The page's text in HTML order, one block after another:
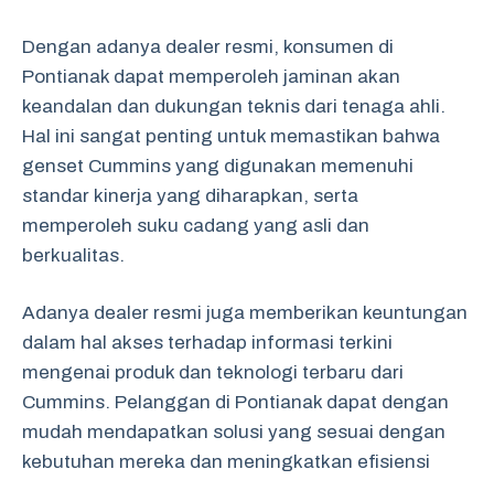
Dengan adanya dealer resmi, konsumen di
Pontianak dapat memperoleh jaminan akan
keandalan dan dukungan teknis dari tenaga ahli.
Hal ini sangat penting untuk memastikan bahwa
genset Cummins yang digunakan memenuhi
standar kinerja yang diharapkan, serta
memperoleh suku cadang yang asli dan
berkualitas.
Adanya dealer resmi juga memberikan keuntungan
dalam hal akses terhadap informasi terkini
mengenai produk dan teknologi terbaru dari
Cummins. Pelanggan di Pontianak dapat dengan
mudah mendapatkan solusi yang sesuai dengan
kebutuhan mereka dan meningkatkan efisiensi